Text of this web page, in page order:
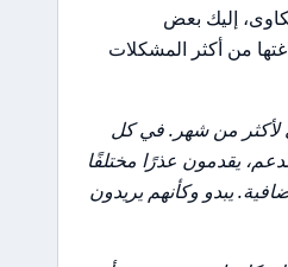
إليك بعض
من أكثر المشكلات
من شهر. في كل
يقدمون عذرًا مختلفًا
يبدو وكأنهم يريدون